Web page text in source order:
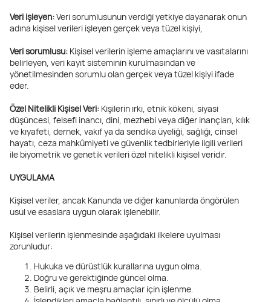
Veri işleyen:Veri sorumlusunun verdiği yetkiye dayanarak onun
adına kişisel verileri işleyen gerçek veya tüzel kişiyi,
Veri sorumlusu: Kişisel verilerin işleme amaçlarını ve vasıtalarını
belirleyen, veri kayıt sisteminin kurulmasından ve
yönetilmesinden sorumlu olan gerçek veya tüzel kişiyi ifade
eder.
Özel Nitelikli Kişisel Veri: Kişilerin ırkı, etnik kökeni, siyasi
düşüncesi, felsefi inancı, dini, mezhebi veya diğer inançları, kılık
ve kıyafeti, dernek, vakıf ya da sendika üyeliği, sağlığı, cinsel
hayatı, ceza mahkûmiyeti ve güvenlik tedbirleriyle ilgili verileri
ile biyometrik ve genetik verileri özel nitelikli kişisel veridir.
UYGULAMA
Kişisel veriler, ancak Kanunda ve diğer kanunlarda öngörülen
usul ve esaslara uygun olarak işlenebilir.
Kişisel verilerin işlenmesinde aşağıdaki ilkelere uyulması
zorunludur:
Hukuka ve dürüstlük kurallarına uygun olma.
Doğru ve gerektiğinde güncel olma.
Belirli, açık ve meşru amaçlar için işlenme.